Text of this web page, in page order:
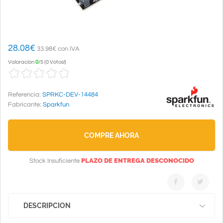
28.08€ 33.98€ con IVA
Valoración0/5(0 Votos!)
Referencia: SPRKC-DEV-14484
Fabricante: Sparkfun
COMPRE AHORA
Stock Insuficiente PLAZO DE ENTREGA DESCONOCIDO
DESCRIPCION